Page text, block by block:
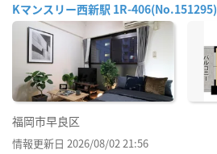
Kマンスリー西新駅 1R-406(No.151295)
福岡市早良区
情報更新日 2026/08/02 21:56